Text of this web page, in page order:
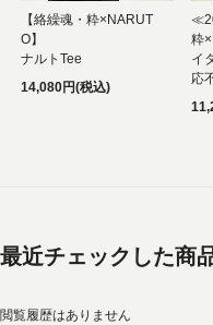
【絡繰魂・粋×NARUT
O】
ナルトTee
14,080円(税込)
粋
イ
応
最近チェックした商
閲覧履歴はありません